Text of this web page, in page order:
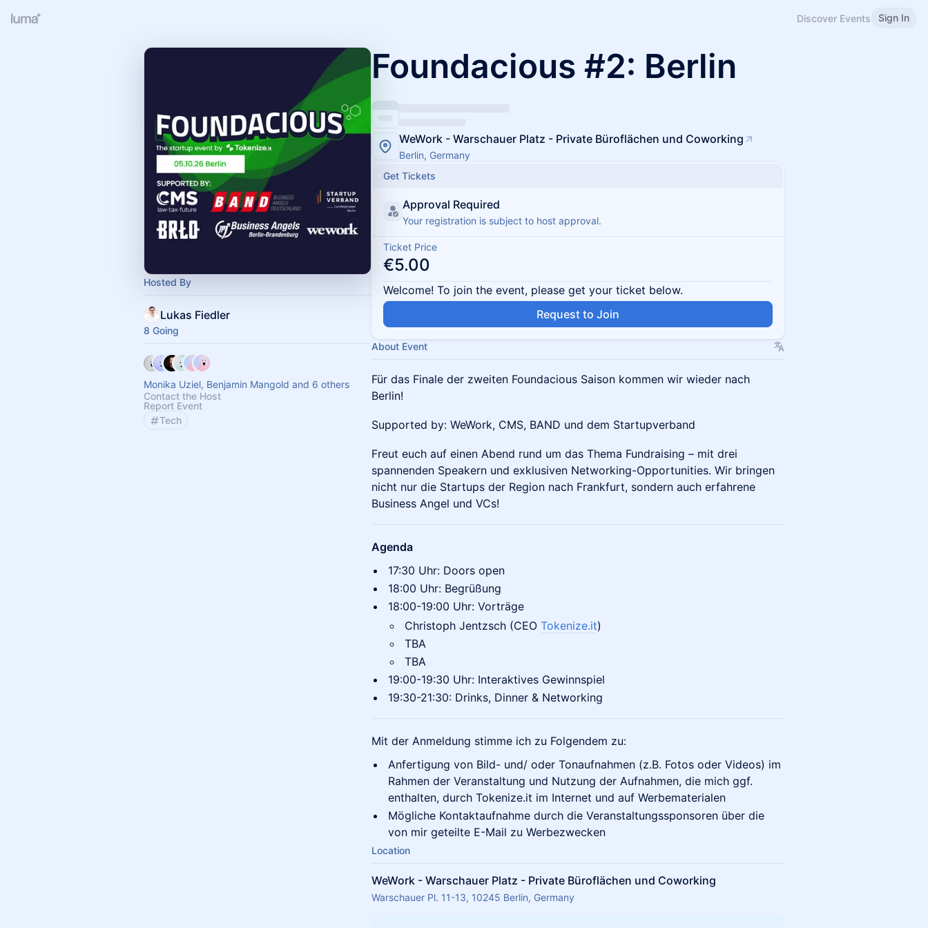
Discover Events Sign In
Hosted By
Lukas Fiedler
8 Going
Monika Uziel, Benjamin Mangold and 6 others
Contact the Host
Report Event
Tech
Foundacious #2: Berlin
WeWork - Warschauer Platz - Private Büroflächen und Coworking
Berlin, Germany
Get Tickets
Approval Required
Your registration is subject to host approval.
Ticket Price
€5.00
Welcome! To join the event, please get your ticket below.
Request to Join
About Event
Für das Finale der zweiten Foundacious Saison kommen wir wieder nach
Berlin!
​​Supported by: WeWork, CMS, BAND und dem Startupverband
​Freut euch auf einen Abend rund um das Thema Fundraising – mit drei
spannenden Speakern und exklusiven Networking-Opportunities. Wir bringen
nicht nur die Startups der Region nach Frankfurt, sondern auch erfahrene
Business Angel und VCs!​
Agenda
​​17:30 Uhr: Doors open
​​18:00 Uhr: Begrüßung
​​18:00-19:00 Uhr: Vorträge
​Christoph Jentzsch (CEO Tokenize.it)
TBA
TBA
​​19:00-19:30 Uhr: Interaktives Gewinnspiel
​​19:30-21:30: Drinks, Dinner & Networking
​​Mit der Anmeldung stimme ich zu Folgendem zu:
​​Anfertigung von Bild- und/ oder Tonaufnahmen (z.B. Fotos oder Videos) im
Rahmen der Veranstaltung und Nutzung der Aufnahmen, die mich ggf.
enthalten, durch Tokenize​.it im Internet und auf Werbematerialen
​​Mögliche Kontaktaufnahme durch die Veranstaltungssponsoren über die
von mir geteilte E-Mail zu Werbezwecken
Location
WeWork - Warschauer Platz - Private Büroflächen und Coworking
Warschauer Pl. 11-13, 10245 Berlin, Germany